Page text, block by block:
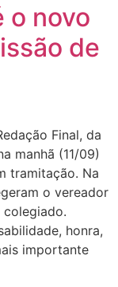
o novo
de
Final, da
manhã (11/09)
tramitação. Na
o vereador
colegiado.
honra,
importante